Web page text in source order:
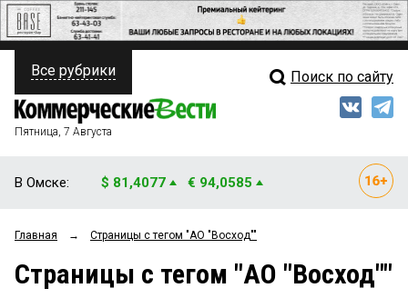
ПОЛИТИКА
ФИНАНСЫ
ОБЩЕСТВО
ЗАКОН
Свежий выпуск
Мнения
Рейтинги
Все рубрики Поиск по сайту
Пятница, 7 Августа
В Омске: $ 81,4077 € 94,0585
Главная → Страницы c тегом "АО "Восход""
Страницы c тегом "АО "Восход""